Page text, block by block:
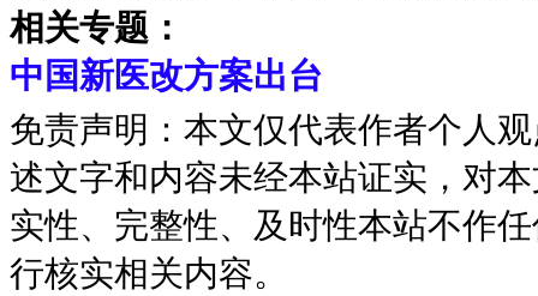
相关专题：
中国新医改方案出台
免责声明：本文仅代表作者个人
述文字和内容未经本站证实，对
实性、完整性、及时性本站不作
行核实相关内容。